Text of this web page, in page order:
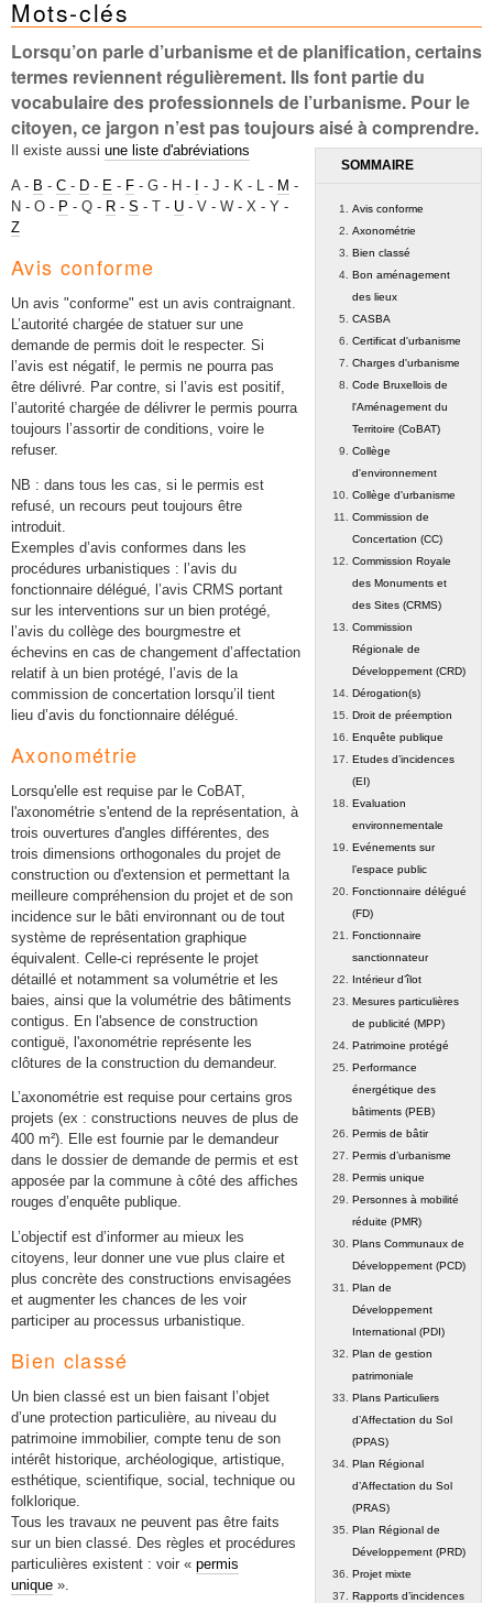
Mots-clés
Renseignements urbanistiques
Mots-clés
Lorsqu’on parle d’urbanisme et de planification, certains
termes reviennent régulièrement. Ils font partie du
vocabulaire des professionnels de l’urbanisme. Pour le
citoyen, ce jargon n’est pas toujours aisé à comprendre.
SOMMAIRE
Avis conforme
Axonométrie
Bien classé
Bon aménagement
des lieux
CASBA
Certificat d'urbanisme
Charges d'urbanisme
Code Bruxellois de
l'Aménagement du
Territoire (CoBAT)
Collège
d'environnement
Collège d'urbanisme
Commission de
Concertation (CC)
Commission Royale
des Monuments et
des Sites (CRMS)
Commission
Régionale de
Développement (CRD)
Dérogation(s)
Droit de préemption
Enquête publique
Etudes d’incidences
(EI)
Evaluation
environnementale
Evénements sur
l’espace public
Fonctionnaire délégué
(FD)
Fonctionnaire
sanctionnateur
Intérieur d’îlot
Mesures particulières
de publicité (MPP)
Patrimoine protégé
Performance
énergétique des
bâtiments (PEB)
Permis de bâtir
Permis d’urbanisme
Permis unique
Personnes à mobilité
réduite (PMR)
Plans Communaux de
Développement (PCD)
Plan de
Développement
International (PDI)
Plan de gestion
patrimoniale
Plans Particuliers
d’Affectation du Sol
(PPAS)
Plan Régional
d’Affectation du Sol
(PRAS)
Plan Régional de
Développement (PRD)
Projet mixte
Rapports d’incidences
Il existe aussi une liste d'abréviations
A - B - C - D - E - F - G - H - - J - K - L - M -
N - O - P - Q - R - S - T - U - V - W - X - Y -
Z
Avis conforme
Un avis "conforme" est un avis contraignant.
L’autorité chargée de statuer sur une
demande de permis doit le respecter. Si
l’avis est négatif, le permis ne pourra pas
être délivré. Par contre, si l’avis est positif,
l’autorité chargée de délivrer le permis pourra
toujours l’assortir de conditions, voire le
refuser.
NB : dans tous les cas, si le permis est
refusé, un recours peut toujours être
introduit.
Exemples d’avis conformes dans les
procédures urbanistiques : l’avis du
fonctionnaire délégué, l’avis CRMS portant
sur les interventions sur un bien protégé,
l’avis du collège des bourgmestre et
échevins en cas de changement d’affectation
relatif à un bien protégé, l’avis de la
commission de concertation lorsqu’il tient
lieu d’avis du fonctionnaire délégué.
Axonométrie
Lorsqu'elle est requise par le CoBAT,
l'axonométrie s'entend de la représentation, à
trois ouvertures d'angles différentes, des
trois dimensions orthogonales du projet de
construction ou d'extension et permettant la
meilleure compréhension du projet et de son
incidence sur le bâti environnant ou de tout
système de représentation graphique
équivalent. Celle-ci représente le projet
détaillé et notamment sa volumétrie et les
baies, ainsi que la volumétrie des bâtiments
contigus. En l'absence de construction
contiguë, l'axonométrie représente les
clôtures de la construction du demandeur.
L’axonométrie est requise pour certains gros
projets (ex : constructions neuves de plus de
400 m²). Elle est fournie par le demandeur
dans le dossier de demande de permis et est
apposée par la commune à côté des affiches
rouges d’enquête publique.
L’objectif est d’informer au mieux les
citoyens, leur donner une vue plus claire et
plus concrète des constructions envisagées
et augmenter les chances de les voir
participer au processus urbanistique.
Bien classé
Un bien classé est un bien faisant l’objet
d’une protection particulière, au niveau du
patrimoine immobilier, compte tenu de son
intérêt historique, archéologique, artistique,
esthétique, scientifique, social, technique ou
folklorique.
Tous les travaux ne peuvent pas être faits
sur un bien classé. Des règles et procédures
particulières existent : voir « permis
unique ».